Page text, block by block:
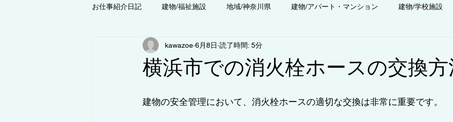
お仕事紹介日記 建物/福祉施設 地域/神奈川県 建物/アパート・マンション 建物/学校施設
地域/千葉県 ◆点検/防火設備点検 建物/医療施設
横浜市での消火栓ホースの交換
kawazoe 6月8日 読了時間: 5分
建物の安全管理において、消火栓ホースの適切な交換は非常に重要です。